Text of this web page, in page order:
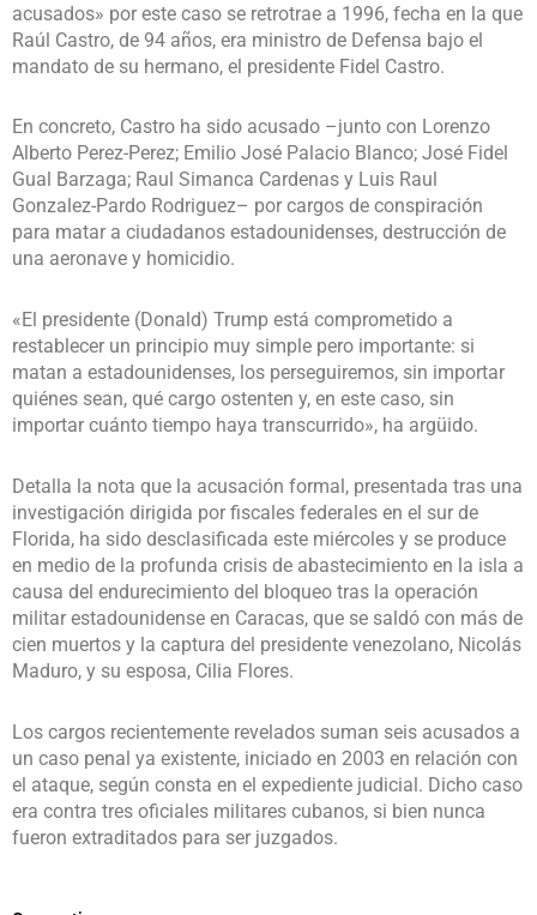
acusados» por este caso se retrotrae a 1996, fecha en la que
Raúl Castro, de 94 años, era ministro de Defensa bajo el
mandato de su hermano, el presidente Fidel Castro.
En concreto, Castro ha sido acusado –junto con Lorenzo
Alberto Perez-Perez; Emilio José Palacio Blanco; José Fidel
Gual Barzaga; Raul Simanca Cardenas y Luis Raul
Gonzalez-Pardo Rodriguez– por cargos de conspiración
para matar a ciudadanos estadounidenses, destrucción de
una aeronave y homicidio.
«El presidente (Donald) Trump está comprometido a
restablecer un principio muy simple pero importante: si
matan a estadounidenses, los perseguiremos, sin importar
quiénes sean, qué cargo ostenten y, en este caso, sin
importar cuánto tiempo haya transcurrido», ha argüido.
Detalla la nota que la acusación formal, presentada tras una
investigación dirigida por fiscales federales en el sur de
Florida, ha sido desclasificada este miércoles y se produce
en medio de la profunda crisis de abastecimiento en la isla a
causa del endurecimiento del bloqueo tras la operación
militar estadounidense en Caracas, que se saldó con más de
cien muertos y la captura del presidente venezolano, Nicolás
Maduro, y su esposa, Cilia Flores.
Los cargos recientemente revelados suman seis acusados a
un caso penal ya existente, iniciado en 2003 en relación con
el ataque, según consta en el expediente judicial. Dicho caso
era contra tres oficiales militares cubanos, si bien nunca
fueron extraditados para ser juzgados.